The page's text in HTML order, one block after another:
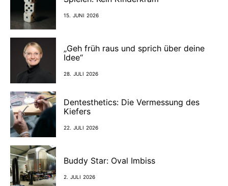
15. JUNI 2026
„Geh früh raus und sprich über deine
Idee“
28. JULI 2026
Dentesthetics: Die Vermessung des
Kiefers
22. JULI 2026
Buddy Star: Oval Imbiss
2. JULI 2026